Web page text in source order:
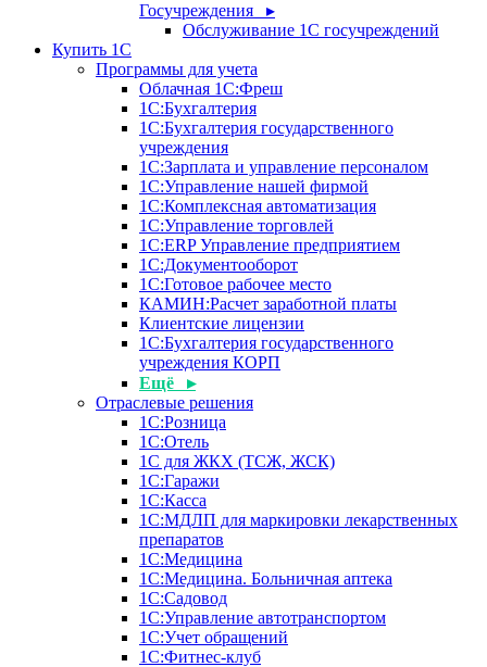
Госучреждения ▸
Обслуживание 1С госучреждений
Купить 1С
Программы для учета
Облачная 1С:Фреш
1С:Бухгалтерия
1С:Бухгалтерия государственного
учреждения
1С:Зарплата и управление персоналом
1С:Управление нашей фирмой
1С:Комплексная автоматизация
1С:Управление торговлей
1С:ERP Управление предприятием
1С:Документооборот
1C:Готовое рабочее место
КАМИН:Расчет заработной платы
Клиентские лицензии
1С:Бухгалтерия государственного
учреждения КОРП
Ещё ▸
Отраслевые решения
1С:Розница
1С:Отель
1С для ЖКХ (ТСЖ, ЖСК)
1С:Гаражи
1С:Касса
1С:МДЛП для маркировки лекарственных
препаратов
1С:Медицина
1С:Медицина. Больничная аптека
1С:Садовод
1С:Управление автотранспортом
1С:Учет обращений
1С:Фитнес-клуб